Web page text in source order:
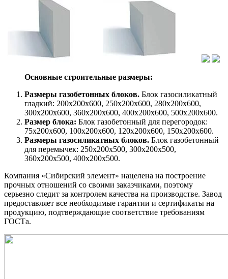
Основные строительные размеры:
Размеры газобетонных блоков. Блок газосиликатный
гладкий: 200х200х600, 250х200х600, 280х200х600,
300х200х600, 360х200х600, 400х200х600, 500х200х600.
Размер блока: Блок газобетонный для перегородок:
75х200х600, 100х200х600, 120х200х600, 150х200х600.
Размеры газосиликатных блоков. Блок газобетонный
для перемычек: 250х200х500, 300х200х500,
360х200х500, 400х200х500.
Компания «Сибирский элемент» нацелена на построение
прочных отношений со своими заказчиками, поэтому
серьезно следит за контролем качества на производстве. Завод
предоставляет все необходимые гарантии и сертификаты на
продукцию, подтверждающие соответствие требованиям
ГОСТа.